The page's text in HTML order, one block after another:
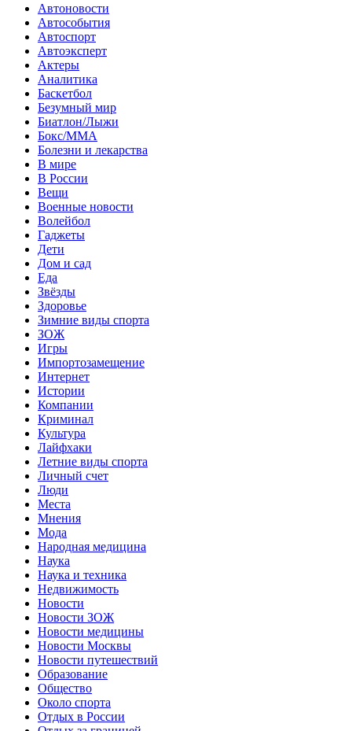
Автоновости
Автособытия
Автоспорт
Автоэксперт
Актеры
Аналитика
Баскетбол
Безумный мир
Биатлон/Лыжи
Бокс/MMA
Болезни и лекарства
В мире
В России
Вещи
Военные новости
Волейбол
Гаджеты
Дети
Дом и сад
Еда
Звёзды
Здоровье
Зимние виды спорта
ЗОЖ
Игры
Импортозамещение
Интернет
Истории
Компании
Криминал
Культура
Лайфхаки
Летние виды спорта
Личный счет
Люди
Места
Мнения
Мода
Народная медицина
Наука
Наука и техника
Недвижимость
Новости
Новости ЗОЖ
Новости медицины
Новости Москвы
Новости путешествий
Образование
Общество
Около спорта
Отдых в России